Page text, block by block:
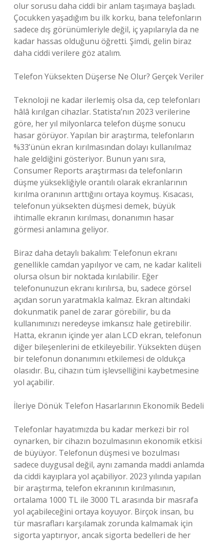
olur sorusu daha ciddi bir anlam taşımaya başladı.
Çocukken yaşadığım bu ilk korku, bana telefonların
sadece dış görünümleriyle değil, iç yapılarıyla da ne
kadar hassas olduğunu öğretti. Şimdi, gelin biraz
daha ciddi verilere göz atalım.
Telefon Yüksekten Düşerse Ne Olur? Gerçek Veriler
Teknoloji ne kadar ilerlemiş olsa da, cep telefonları
hâlâ kırılgan cihazlar. Statista’nın 2023 verilerine
göre, her yıl milyonlarca telefon düşme sonucu
hasar görüyor. Yapılan bir araştırma, telefonların
%33’ünün ekran kırılmasından dolayı kullanılmaz
hale geldiğini gösteriyor. Bunun yanı sıra,
Consumer Reports araştırması da telefonların
düşme yüksekliğiyle orantılı olarak ekranlarının
kırılma oranının arttığını ortaya koymuş. Kısacası,
telefonun yüksekten düşmesi demek, büyük
ihtimalle ekranın kırılması, donanımın hasar
görmesi anlamına geliyor.
Biraz daha detaylı bakalım: Telefonun ekranı
genellikle camdan yapılıyor ve cam, ne kadar kaliteli
olursa olsun bir noktada kırılabilir. Eğer
telefonunuzun ekranı kırılırsa, bu, sadece görsel
açıdan sorun yaratmakla kalmaz. Ekran altındaki
dokunmatik panel de zarar görebilir, bu da
kullanımınızı neredeyse imkansız hale getirebilir.
Hatta, ekranın içinde yer alan LCD ekran, telefonun
diğer bileşenlerini de etkileyebilir. Yüksekten düşen
bir telefonun donanımını etkilemesi de oldukça
olasıdır. Bu, cihazın tüm işlevselliğini kaybetmesine
yol açabilir.
İleriye Dönük Telefon Hasarlarının Ekonomik Bedeli
Telefonlar hayatımızda bu kadar merkezi bir rol
oynarken, bir cihazın bozulmasının ekonomik etkisi
de büyüyor. Telefonun düşmesi ve bozulması
sadece duygusal değil, aynı zamanda maddi anlamda
da ciddi kayıplara yol açabiliyor. 2023 yılında yapılan
bir araştırma, telefon ekranının kırılmasının,
ortalama 1000 TL ile 3000 TL arasında bir masrafa
yol açabileceğini ortaya koyuyor. Birçok insan, bu
tür masrafları karşılamak zorunda kalmamak için
sigorta yaptırıyor, ancak sigorta bedelleri de her